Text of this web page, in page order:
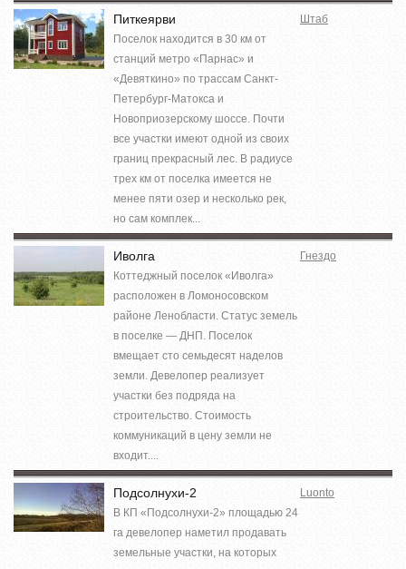
Питкеярви
Поселок находится в 30 км от
станций метро «Парнас» и
«Девяткино» по трассам Санкт-
Петербург-Матокса и
Новоприозерскому шоссе. Почти
все участки имеют одной из своих
границ прекрасный лес. В радиусе
трех км от поселка имеется не
менее пяти озер и несколько рек,
но сам комплек...
Штаб
Иволга
Коттеджный поселок «Иволга»
расположен в Ломоносовском
районе Ленобласти. Статус земель
в поселке — ДНП. Поселок
вмещает сто семьдесят наделов
земли. Девелопер реализует
участки без подряда на
строительство. Стоимость
коммуникаций в цену земли не
входит....
Гнездо
Подсолнухи-2
В КП «Подсолнухи-2» площадью 24
га девелопер наметил продавать
земельные участки, на которых
Luonto